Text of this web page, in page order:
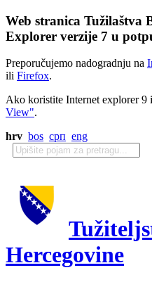
Web stranica Tužilaštva
Explorer verzije 7 u
Preporučujemo nadogradnju na
ili Firefox.
Ako koristite Internet explorer 9
View".
hrv bos срп eng
Hercegovine